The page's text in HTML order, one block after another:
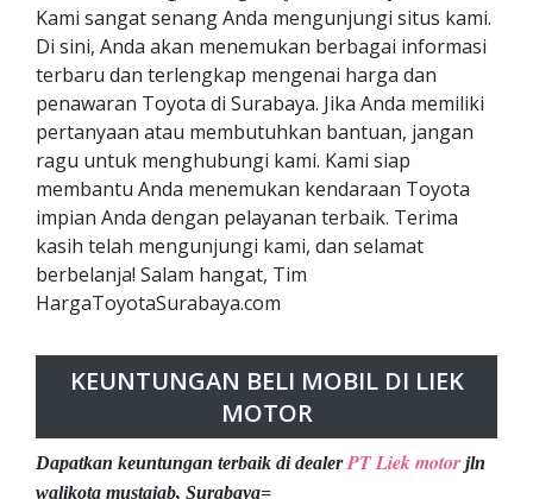
Kami sangat senang Anda mengunjungi situs kami.
Di sini, Anda akan menemukan berbagai informasi
terbaru dan terlengkap mengenai harga dan
penawaran Toyota di Surabaya. Jika Anda memiliki
pertanyaan atau membutuhkan bantuan, jangan
ragu untuk menghubungi kami. Kami siap
membantu Anda menemukan kendaraan Toyota
impian Anda dengan pelayanan terbaik. Terima
kasih telah mengunjungi kami, dan selamat
berbelanja! Salam hangat, Tim
HargaToyotaSurabaya.com
KEUNTUNGAN BELI MOBIL DI LIEK
MOTOR
Dapatkan keuntungan terbaik di dealerPT Liek motor jln
walikota mustajab, Surabaya=